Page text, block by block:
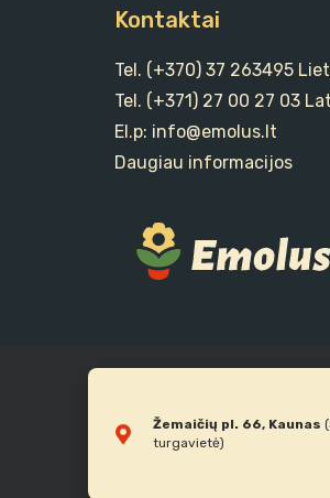
Kontaktai
Tel. (+370) 37 263495
Tel. (+371) 27 00 27 03
El.p: info@emolus.lt
Daugiau informacijos
Žemaičių pl. 66, Kaunas
turgavietė)